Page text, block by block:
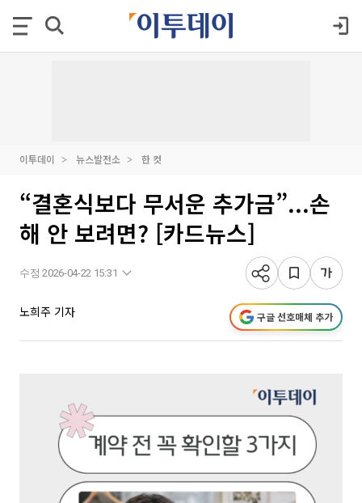
이투데이 뉴스발전소 한 컷
“결혼식보다 무서운 추가금”...손
해 안 보려면? [카드뉴스]
수정 2026-04-22 15:31
노희주 기자 구글 선호매체 추가